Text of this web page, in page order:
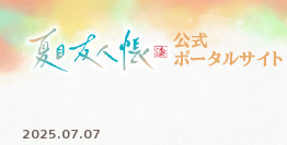
公式
ポータルサイト
2025.07.07